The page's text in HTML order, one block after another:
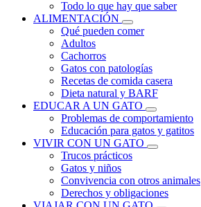
Todo lo que hay que saber
ALIMENTACIÓN
Qué pueden comer
Adultos
Cachorros
Gatos con patologías
Recetas de comida casera
Dieta natural y BARF
EDUCAR A UN GATO
Problemas de comportamiento
Educación para gatos y gatitos
VIVIR CON UN GATO
Trucos prácticos
Gatos y niños
Convivencia con otros animales
Derechos y obligaciones